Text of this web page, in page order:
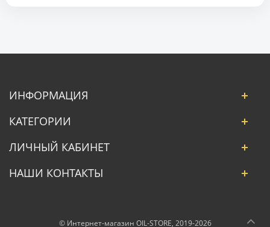
ИНФОРМАЦИЯ
КАТЕГОРИИ
ЛИЧНЫЙ КАБИНЕТ
НАШИ КОНТАКТЫ
© Интернет-магазин OIL-STORE, 2019-2026